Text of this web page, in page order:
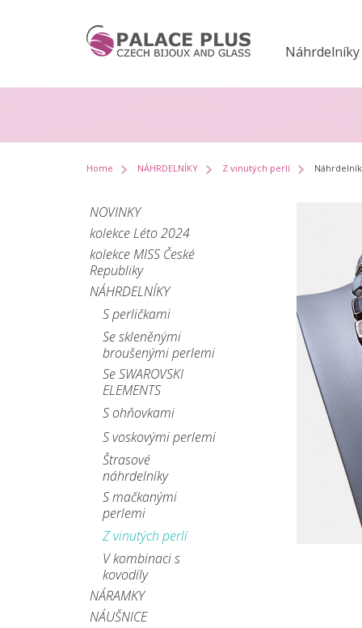
Náhrdelníky
Home NÁHRDELNÍKY Z vinutých perlí
NOVINKY
kolekce Léto 2024
kolekce MISS České
Republiky
NÁHRDELNÍKY
S perličkami
Se skleněnými
broušenými perlemi
Se SWAROVSKI
ELEMENTS
S ohňovkami
S voskovými perlemi
Štrasové
náhrdelníky
S mačkanými
perlemi
Z vinutých perlí
V kombinaci s
kovodíly
NÁRAMKY
NÁUŠNICE